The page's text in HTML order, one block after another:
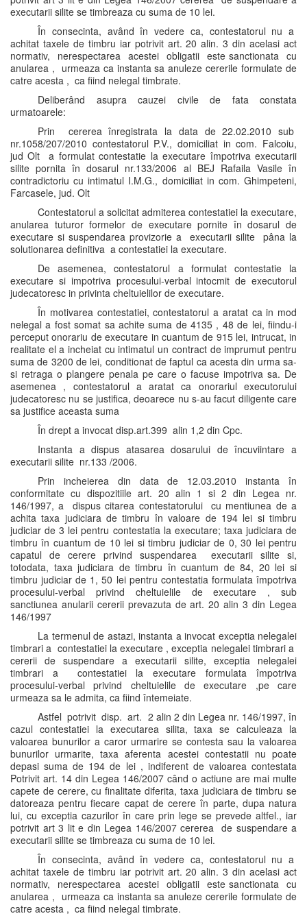
executarii silite se timbreaza cu suma de 10 lei.
În consecinta, având în vedere ca, contestatorul nu a
achitat taxele de timbru iar potrivit art. 20 alin. 3 din acelasi act
normativ, nerespectarea acestei obligatii este sanctionata cu
anularea , urmeaza ca instanta sa anuleze cererile formulate de
catre acesta , ca fiind nelegal timbrate.
Deliberând asupra cauzei civile de fata constata
urmatoarele:
Prin cererea înregistrata la data de 22.02.2010 sub
nr.1058/207/2010 contestatorul P.V., domiciliat in com. Falcoiu,
jud Olt a formulat contestatie la executare împotriva executarii
silite pornita în dosarul nr.133/2006 al BEJ Rafaila Vasile în
contradictoriu cu intimatul I.M.G., domiciliat in com. Ghimpeteni,
Farcasele, jud. Olt
Contestatorul a solicitat admiterea contestatiei la executare,
anularea tuturor formelor de executare pornite în dosarul de
executare si suspendarea provizorie a executarii silite pâna la
solutionarea definitiva a contestatiei la executare.
De asemenea, contestatorul a formulat contestatie la
executare si impotriva procesului-verbal intocmit de executorul
judecatoresc in privinta cheltuielilor de executare.
În motivarea contestatiei, contestatorul a aratat ca in mod
nelegal a fost somat sa achite suma de 4135 , 48 de lei, fiindu-i
perceput onorariu de executare in cuantum de 915 lei, intrucat, in
realitate el a incheiat cu intimatul un contract de imprumut pentru
suma de 3200 de lei, conditionat de faptul ca acesta din urma sa-
si retraga o plangere penala pe care o facuse impotriva sa. De
asemenea , contestatorul a aratat ca onorariul executorului
judecatoresc nu se justifica, deoarece nu s-au facut diligente care
sa justifice aceasta suma
În drept a invocat disp.art.399 alin 1,2 din Cpc.
Instanta a dispus atasarea dosarului de încuviintare a
executarii silite nr.133 /2006.
Prin incheierea din data de 12.03.2010 instanta în
conformitate cu dispozitiile art. 20 alin 1 si 2 din Legea nr.
146/1997, a dispus citarea contestatorului cu mentiunea de a
achita taxa judiciara de timbru în valoare de 194 lei si timbru
judiciar de 3 lei pentru contestatia la executare; taxa judiciara de
timbru în cuantum de 10 lei si timbru judiciar de 0, 30 lei pentru
capatul de cerere privind suspendarea executarii silite si,
totodata, taxa judiciara de timbru în cuantum de 84, 20 lei si
timbru judiciar de 1, 50 lei pentru contestatia formulata împotriva
procesului-verbal privind cheltuielile de executare , sub
sanctiunea anularii cererii prevazuta de art. 20 alin 3 din Legea
146/1997
La termenul de astazi, instanta a invocat exceptia nelegalei
timbrari a contestatiei la executare , exceptia nelegalei timbrari a
cererii de suspendare a executarii silite, exceptia nelegalei
timbrari a contestatiei la executare formulata împotriva
procesului-verbal privind cheltuielile de executare ,pe care
urmeaza sa le admita, ca fiind întemeiate.
Astfel potrivit disp. art. 2 alin 2 din Legea nr. 146/1997, în
cazul contestatiei la executarea silita, taxa se calculeaza la
valoarea bunurilor a caror urmarire se contesta sau la valoarea
bunurilor urmarite, taxa aferenta acestei contestatii nu poate
depasi suma de 194 de lei , indiferent de valoarea contestata
Potrivit art. 14 din Legea 146/2007 când o actiune are mai multe
capete de cerere, cu finalitate diferita, taxa judiciara de timbru se
datoreaza pentru fiecare capat de cerere în parte, dupa natura
lui, cu exceptia cazurilor în care prin lege se prevede altfel., iar
potrivit art 3 lit e din Legea 146/2007 cererea de suspendare a
executarii silite se timbreaza cu suma de 10 lei.
În consecinta, având în vedere ca, contestatorul nu a
achitat taxele de timbru iar potrivit art. 20 alin. 3 din acelasi act
normativ, nerespectarea acestei obligatii este sanctionata cu
anularea , urmeaza ca instanta sa anuleze cererile formulate de
catre acesta , ca fiind nelegal timbrate.